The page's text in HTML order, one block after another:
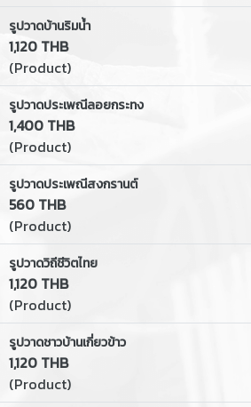
รูปวาดบ้านริมน้ำ
1,120 THB
(Product)
รูปวาดประเพณีลอยกระทง
1,400 THB
(Product)
รูปวาดประเพณีสงกรานต์
560 THB
(Product)
รูปวาดวิถีชีวิตไทย
1,120 THB
(Product)
รูปวาดชาวบ้านเกี่ยวข้าว
1,120 THB
(Product)